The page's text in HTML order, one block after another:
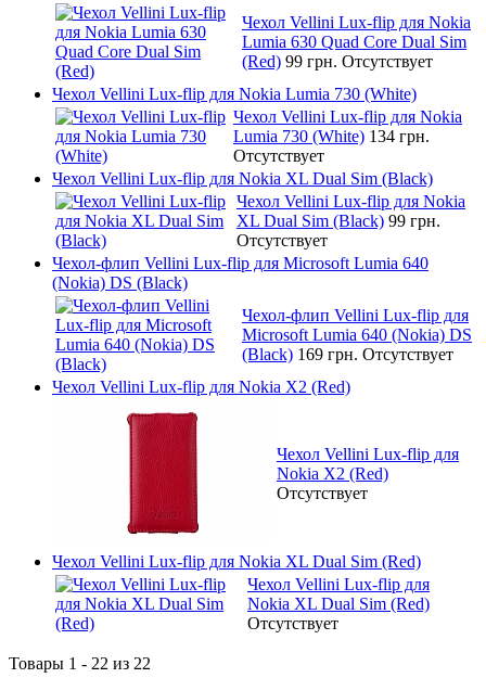
Чехол Vellini Lux-flip для Nokia
Lumia 630 Quad Core Dual Sim
(Red) 99 грн. Отсутствует
Чехол Vellini Lux-flip для Nokia Lumia 730 (White)
Чехол Vellini Lux-flip для Nokia
Lumia 730 (White) 134 грн.
Отсутствует
Чехол Vellini Lux-flip для Nokia XL Dual Sim (Black)
Чехол Vellini Lux-flip для Nokia
XL Dual Sim (Black) 99 грн.
Отсутствует
Чехол-флип Vellini Lux-flip для Microsoft Lumia 640
(Nokia) DS (Black)
Чехол-флип Vellini Lux-flip для
Microsoft Lumia 640 (Nokia) DS
(Black) 169 грн. Отсутствует
Чехол Vellini Lux-flip для Nokia X2 (Red)
Чехол Vellini Lux-flip для
Nokia X2 (Red)
Отсутствует
Чехол Vellini Lux-flip для Nokia XL Dual Sim (Red)
Чехол Vellini Lux-flip для
Nokia XL Dual Sim (Red)
Отсутствует
Товары 1 - 22 из 22